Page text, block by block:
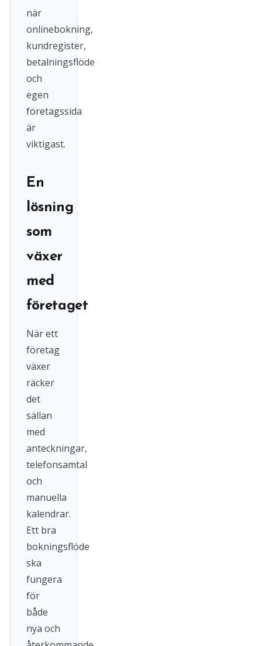
när
onlinebokning,
kundregister,
betalningsflöde
och
egen
företagssida
är
viktigast.
En
lösning
som
växer
med
företaget
När ett
företag
växer
räcker
det
sällan
med
anteckningar,
telefonsamtal
och
manuella
kalendrar.
Ett bra
bokningsflöde
ska
fungera
för
både
nya och